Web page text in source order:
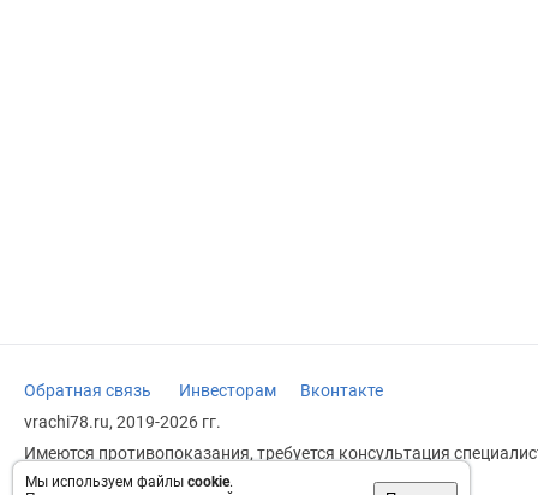
Мы используем файлы cookie.
Обратная связь Инвесторам
Вконтакте
vrachi78.ru, 2019-2026 гг.
Имеются противопоказания, требуется консультация
заменяет прием врача.